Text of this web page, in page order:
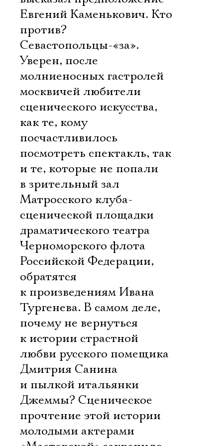
Евгений Каменькович. Кто
против?
Севастопольцы-«за».
Уверен, после
молниеносных гастролей
москвичей любители
сценического искусства,
как те, кому
посчастливилось
посмотреть спектакль, так
и те, которые не попали
в зрительный зал
Матросского клуба-
сценической площадки
драматического театра
Черноморского флота
Российской Федерации,
обратятся
к произведениям Ивана
Тургенева. В самом деле,
почему не вернуться
к истории страстной
любви русского помещика
Дмитрия Санина
и пылкой итальянки
Джеммы? Сценическое
прочтение этой истории
молодыми актерами